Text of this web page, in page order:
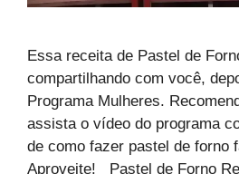
Essa receita de Pastel de
compartilhando com você,
Programa Mulheres.
assista o vídeo do programa
de como fazer pastel de forno
Aproveite! Pastel de Forno